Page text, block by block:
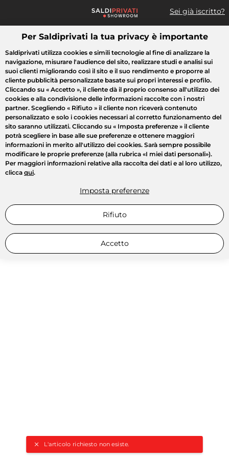
Sei già iscritto?
Cosa cerchi?
L'articolo richiesto non esiste.
Tutte le vendite Moda Casa Bellezza Elettrodomestici
Per Saldiprivati la tua privacy è importante
Saldiprivati utilizza cookies e simili tecnologie al fine di analizzare la
navigazione, misurare l'audience del sito, realizzare studi e analisi sui
suoi clienti migliorando così il sito e il suo rendimento e proporre al
cliente pubblicità personalizzate basate sui propri interessi e profilo.
Cliccando su « Accetto », il cliente dà il proprio consenso all'utilizzo dei
cookies e alla condivisione delle informazioni raccolte con i nostri
partner. Scegliendo « Rifiuto » il cliente non riceverà contenuto
personalizzato e solo i cookies necessari al corretto funzionamento del
sito saranno utilizzati. Cliccando su « Imposta preferenze » il cliente
potrà scegliere in base alle sue preferenze e ottenere maggiori
informazioni in merito all'utilizzo dei cookies. Sarà sempre possibile
modificare le proprie preferenze (alla rubrica «I miei dati personali»).
Per maggiori informazioni relative alla raccolta dei dati e al loro utilizzo,
clicca qui.
Imposta preferenze
Rifiuto
Accetto